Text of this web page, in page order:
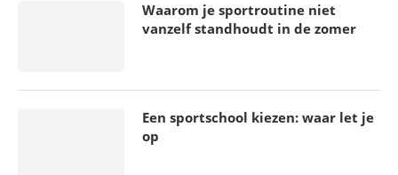
Waarom je sportroutine niet
vanzelf standhoudt in de zomer
Een sportschool kiezen: waar let je
op